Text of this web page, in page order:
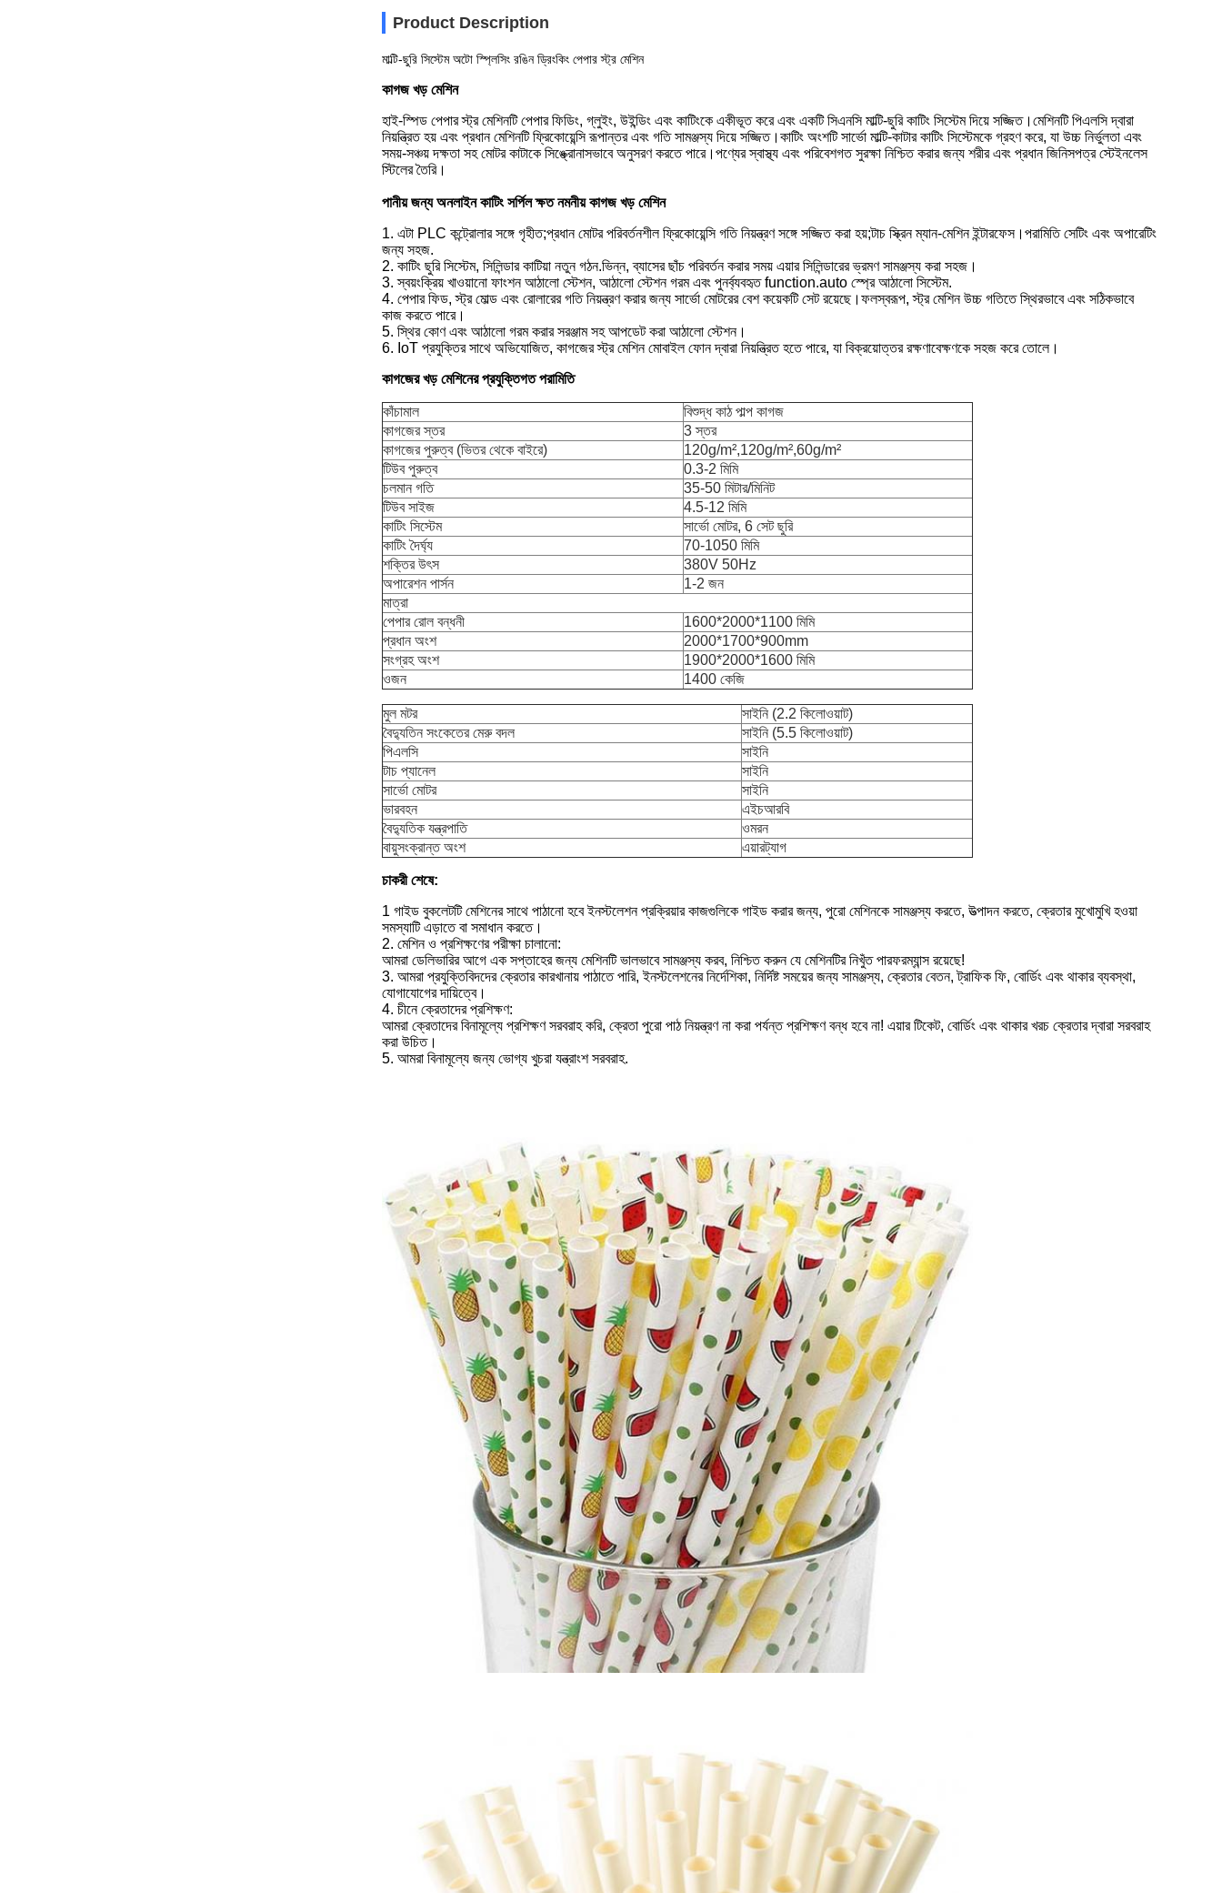
Product Description
মাল্টি-ছুরি সিস্টেম অটো স্প্লিসিং রঙিন ড্রিংকিং পেপার স্ট্র মেশিন
কাগজ খড় মেশিন
হাই-স্পিড পেপার স্ট্র মেশিনটি পেপার ফিডিং, গ্লুইং, উইন্ডিং এবং কাটিংকে একীভূত করে এবং একটি সিএনসি মাল্টি-ছুরি কাটিং সিস্টেম দিয়ে সজ্জিত।মেশিনটি পিএলসি দ্বারা
নিয়ন্ত্রিত হয় এবং প্রধান মেশিনটি ফ্রিকোয়েন্সি রূপান্তর এবং গতি সামঞ্জস্য দিয়ে সজ্জিত।কাটিং অংশটি সার্ভো মাল্টি-কাটার কাটিং সিস্টেমকে গ্রহণ করে, যা উচ্চ নির্ভুলতা এবং
সময়-সঞ্চয় দক্ষতা সহ মোটর কাটাকে সিঙ্ক্রোনাসভাবে অনুসরণ করতে পারে।পণ্যের স্বাস্থ্য এবং পরিবেশগত সুরক্ষা নিশ্চিত করার জন্য শরীর এবং প্রধান জিনিসপত্র স্টেইনলেস
স্টিলের তৈরি।
পানীয় জন্য অনলাইন কাটিং সর্পিল ক্ষত নমনীয় কাগজ খড় মেশিন
1. এটা PLC কন্ট্রোলার সঙ্গে গৃহীত;প্রধান মোটর পরিবর্তনশীল ফ্রিকোয়েন্সি গতি নিয়ন্ত্রণ সঙ্গে সজ্জিত করা হয়;টাচ স্ক্রিন ম্যান-মেশিন ইন্টারফেস।পরামিতি সেটিং এবং অপারেটিং
জন্য সহজ.
2. কাটিং ছুরি সিস্টেম, সিলিন্ডার কাটিয়া নতুন গঠন.ভিন্ন, ব্যাসের ছাঁচ পরিবর্তন করার সময় এয়ার সিলিন্ডারের ভ্রমণ সামঞ্জস্য করা সহজ।
3. স্বয়ংক্রিয় খাওয়ানো ফাংশন আঠালো স্টেশন, আঠালো স্টেশন গরম এবং পুনর্ব্যবহৃত function.auto স্প্রে আঠালো সিস্টেম.
4. পেপার ফিড, স্ট্র মোল্ড এবং রোলারের গতি নিয়ন্ত্রণ করার জন্য সার্ভো মোটরের বেশ কয়েকটি সেট রয়েছে।ফলস্বরূপ, স্ট্র মেশিন উচ্চ গতিতে স্থিরভাবে এবং সঠিকভাবে
কাজ করতে পারে।
5. স্থির কোণ এবং আঠালো গরম করার সরঞ্জাম সহ আপডেট করা আঠালো স্টেশন।
6. IoT প্রযুক্তির সাথে অভিযোজিত, কাগজের স্ট্র মেশিন মোবাইল ফোন দ্বারা নিয়ন্ত্রিত হতে পারে, যা বিক্রয়োত্তর রক্ষণাবেক্ষণকে সহজ করে তোলে।
কাগজের খড় মেশিনের প্রযুক্তিগত পরামিতি
কাঁচামাল
বিশুদ্ধ কাঠ পাল্প কাগজ
কাগজের স্তর
3 স্তর
কাগজের পুরুত্ব (ভিতর থেকে বাইরে)
120g/m²,120g/m²,60g/m²
টিউব পুরুত্ব
0.3-2 মিমি
চলমান গতি
35-50 মিটার/মিনিট
টিউব সাইজ
4.5-12 মিমি
কাটিং সিস্টেম
সার্ভো মোটর, 6 সেট ছুরি
কাটিং দৈর্ঘ্য
70-1050 মিমি
শক্তির উৎস
380V 50Hz
অপারেশন পার্সন
1-2 জন
মাত্রা
পেপার রোল বন্ধনী
1600*2000*1100 মিমি
প্রধান অংশ
2000*1700*900mm
সংগ্রহ অংশ
1900*2000*1600 মিমি
ওজন
1400 কেজি
মুল মটর
সাইনি (2.2 কিলোওয়াট)
বৈদ্যুতিন সংকেতের মেরু বদল
সাইনি (5.5 কিলোওয়াট)
পিএলসি
সাইনি
টাচ প্যানেল
সাইনি
সার্ভো মোটর
সাইনি
ভারবহন
এইচআরবি
বৈদ্যুতিক যন্ত্রপাতি
ওমরন
বায়ুসংক্রান্ত অংশ
এয়ারট্যাগ
চাকরী শেষে:
1 গাইড বুকলেটটি মেশিনের সাথে পাঠানো হবে ইনস্টলেশন প্রক্রিয়ার কাজগুলিকে গাইড করার জন্য, পুরো মেশিনকে সামঞ্জস্য করতে, উত্পাদন করতে, ক্রেতার মুখোমুখি হওয়া
সমস্যাটি এড়াতে বা সমাধান করতে।
2. মেশিন ও প্রশিক্ষণের পরীক্ষা চালানো:
আমরা ডেলিভারির আগে এক সপ্তাহের জন্য মেশিনটি ভালভাবে সামঞ্জস্য করব, নিশ্চিত করুন যে মেশিনটির নিখুঁত পারফরম্যান্স রয়েছে!
3. আমরা প্রযুক্তিবিদদের ক্রেতার কারখানায় পাঠাতে পারি, ইনস্টলেশনের নির্দেশিকা, নির্দিষ্ট সময়ের জন্য সামঞ্জস্য, ক্রেতার বেতন, ট্রাফিক ফি, বোর্ডিং এবং থাকার ব্যবস্থা,
যোগাযোগের দায়িত্বে।
4. চীনে ক্রেতাদের প্রশিক্ষণ:
আমরা ক্রেতাদের বিনামূল্যে প্রশিক্ষণ সরবরাহ করি, ক্রেতা পুরো পাঠ নিয়ন্ত্রণ না করা পর্যন্ত প্রশিক্ষণ বন্ধ হবে না! এয়ার টিকেট, বোর্ডিং এবং থাকার খরচ ক্রেতার দ্বারা সরবরাহ
করা উচিত।
5. আমরা বিনামূল্যে জন্য ভোগ্য খুচরা যন্ত্রাংশ সরবরাহ.